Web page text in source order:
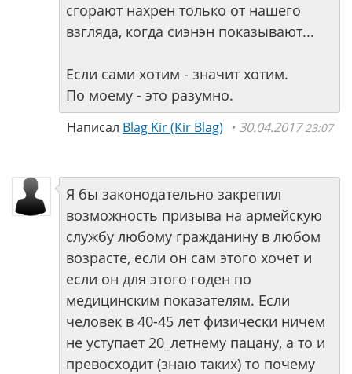
сгорают нахрен только от нашего
взгляда, когда сиэнэн показывают...
Если сами хотим - значит хотим.
По моему - это разумно.
Написал Blag Kir (Kir Blag) 30.04.201723:07
Я бы законодательно закрепил
возможность призыва на армейскую
службу любому гражданину в любом
возрасте, если он сам этого хочет и
если он для этого годен по
медицинским показателям. Если
человек в 40-45 лет физически ничем
не уступает 20_летнему пацану, а то и
превосходит (знаю таких) то почему